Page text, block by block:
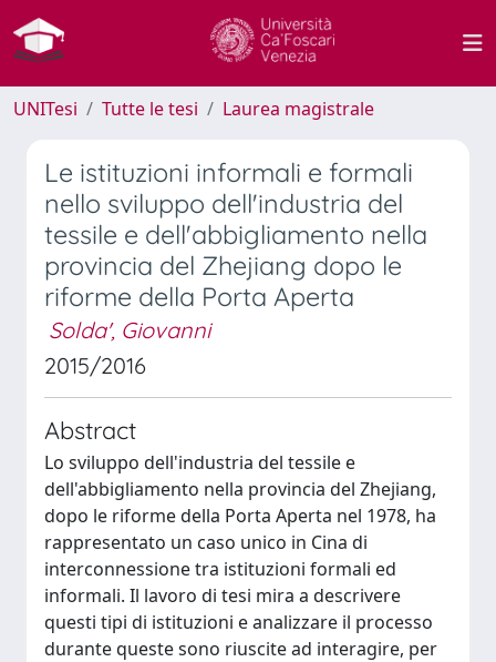
UNITesi Tutte le tesi Laurea magistrale
Le istituzioni informali e formali
nello sviluppo dell'industria del
tessile e dell'abbigliamento nella
provincia del Zhejiang dopo le
riforme della Porta Aperta
Solda', Giovanni
2015/2016
Abstract
Lo sviluppo dell'industria del tessile e
dell'abbigliamento nella provincia del Zhejiang,
dopo le riforme della Porta Aperta nel 1978, ha
rappresentato un caso unico in Cina di
interconnessione tra istituzioni formali ed
informali. Il lavoro di tesi mira a descrivere
questi tipi di istituzioni e analizzare il processo
durante queste sono riuscite ad interagire, per